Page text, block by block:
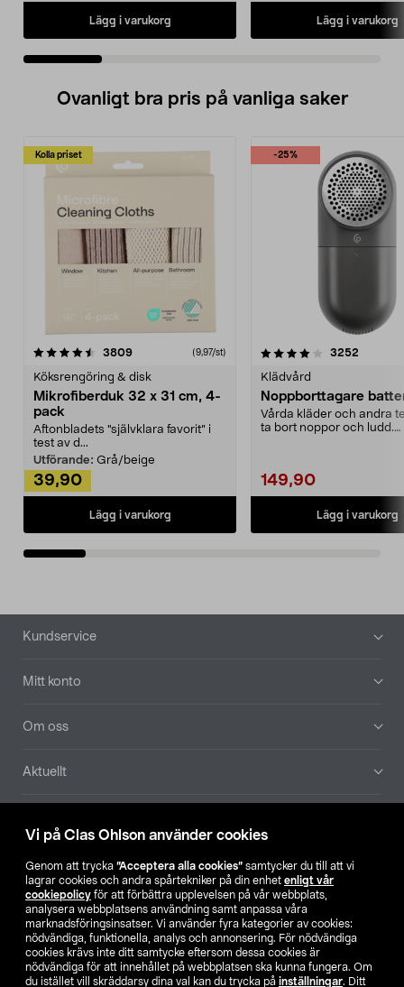
Vi på Clas Ohlson använder cookies
Genom att trycka ”Acceptera alla cookies” samtycker du till att vi
lagrar cookies och andra spårtekniker på din enhet enligt vår
cookiepolicy för att förbättra upplevelsen på vår webbplats,
analysera webbplatsens användning samt anpassa våra
marknadsföringsinsatser. Vi använder fyra kategorier av cookies:
nödvändiga, funktionella, analys och annonsering. För nödvändiga
cookies krävs inte ditt samtycke eftersom dessa cookies är
nödvändiga för att innehållet på webbplatsen ska kunna fungera. Om
du istället vill skräddarsy dina val kan du trycka på inställningar. Ditt
Lägg i varukorg Lägg i varukorg
Ovanligt bra pris på vanliga saker
Kolla priset
3809recensioner (9,97/st)
Köksrengöring & disk
Mikrofiberduk 32 x 31 cm, 4-
pack
Aftonbladets "självklara favorit” i
test av d...
Utförande: Grå/beige
39,90
Lägg i varukorg
-25%
4.0av 5 stjärnor 3252
Klädvård
Noppborttagare
Vårda kläder och andra
ta bort noppor och ludd.
149,90
Lägg i varukorg
4.5av 5 stjärnor
Sidfot
Kundservice
Mitt konto
Om oss
Aktuellt
Hitta butik
SE NO FI